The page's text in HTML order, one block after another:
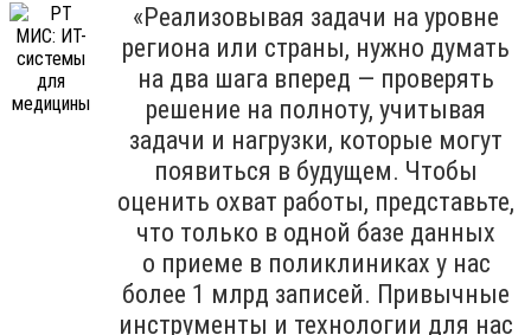
«Реализовывая задачи на уровне
региона или страны, нужно думать
на два шага вперед — проверять
решение на полноту, учитывая
задачи и нагрузки, которые могут
появиться в будущем. Чтобы
оценить охват работы, представьте,
что только в одной базе данных
о приеме в поликлиниках у нас
более 1 млрд записей. Привычные
инструменты и технологии для нас